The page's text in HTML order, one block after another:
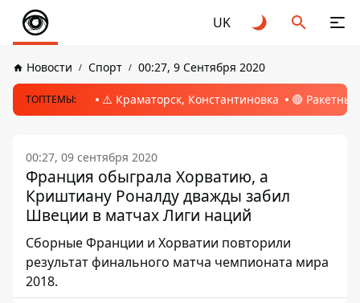
UK
Новости Спорт 00:27, 9 Сентября 2020
ТОПТЕМЫ: ⚠️ Краматорск, Константиновка 🔴
00:27, 09 сентября 2020
Франция обыграла Хорватию, а
Криштиану Роналду дважды забил
Швеции в матчах Лиги наций
Сборные Франции и Хорватии повторили
результат финального матча чемпионата мира
2018.